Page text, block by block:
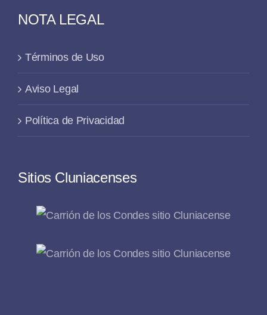
NOTA LEGAL
Términos de Uso
Aviso Legal
Política de Privacidad
Sitios Cluniacenses